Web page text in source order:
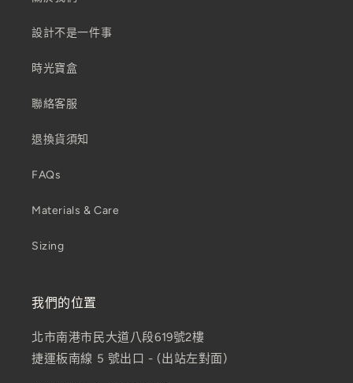
設計不是一件事
時光寶盒
聯絡客服
退換貨須知
FAQs
Materials & Care
Sizing
我們的位置
北市南港市民大道八段619號2樓
捷運板南線 5 號出口 - (出站左對面)